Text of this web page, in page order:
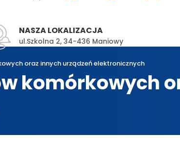
NASZA LOKALIZACJA
ul.Szkolna 2, 34-436 Maniowy
oraz innych urządzeń elektronicznych
komórkowych